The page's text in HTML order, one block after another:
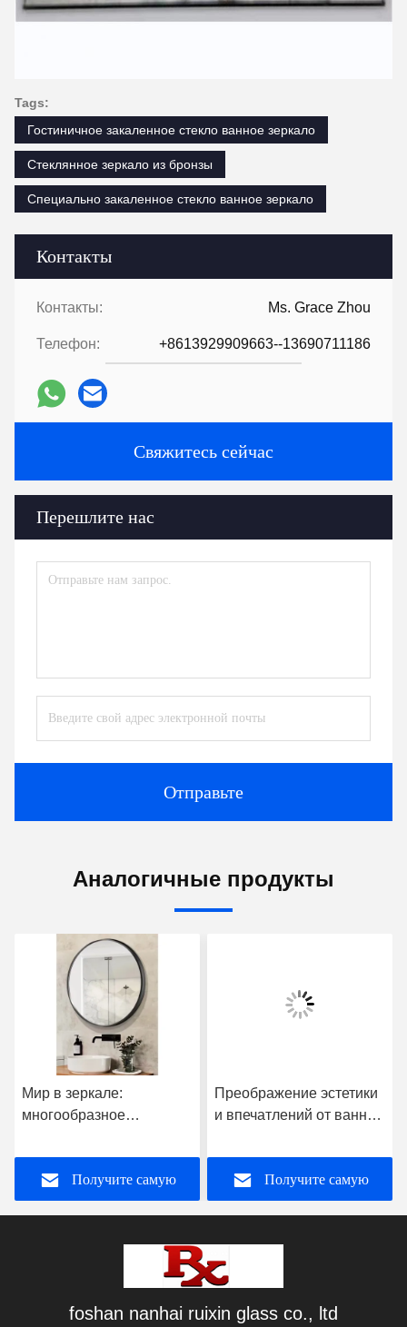
Контакты
Контакты: Ms. Grace Zhou
Телефон: +8613929909663--13690711186
Свяжитесь сейчас
Перешлите нас
Отправьте
Tags:
Гостиничное закаленное стекло ванное зеркало
Стеклянное зеркало из бронзы
Специально закаленное стекло ванное зеркало
Аналогичные продукты
Мир в зеркале:
многообразное
изобретательность
производителей зеркал
Получите самую
Преображение эстетики
и впечатлений от ванной
очарование умных
зеркал для ванной
Получите самую
foshan nanhai ruixin glass co., ltd